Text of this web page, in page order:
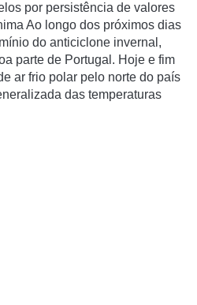
por persistência de valores
Ao longo dos próximos dias
do anticiclone invernal,
parte de Portugal. Hoje e fim
ar frio polar pelo norte do país
das temperaturas